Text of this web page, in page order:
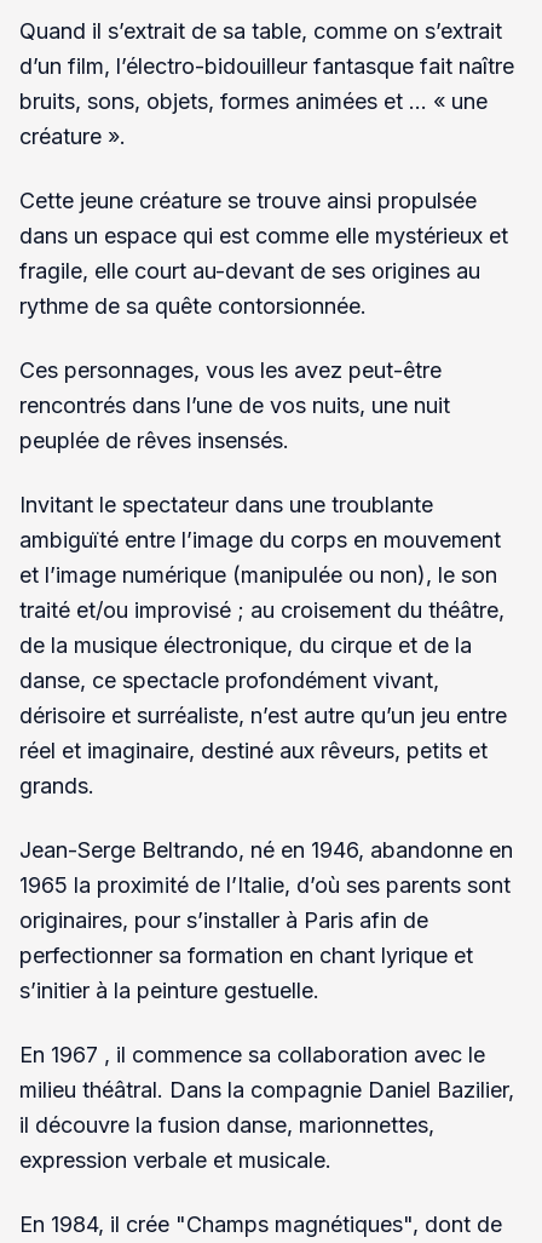
Quand il s’extrait de sa table, comme on s’extrait
d’un film, l’électro-bidouilleur fantasque fait naître
bruits, sons, objets, formes animées et … « une
créature ».
Cette jeune créature se trouve ainsi propulsée
dans un espace qui est comme elle mystérieux et
fragile, elle court au-devant de ses origines au
rythme de sa quête contorsionnée.
Ces personnages, vous les avez peut-être
rencontrés dans l’une de vos nuits, une nuit
peuplée de rêves insensés.
Invitant le spectateur dans une troublante
ambiguïté entre l’image du corps en mouvement
et l’image numérique (manipulée ou non), le son
traité et/ou improvisé ; au croisement du théâtre,
de la musique électronique, du cirque et de la
danse, ce spectacle profondément vivant,
dérisoire et surréaliste, n’est autre qu’un jeu entre
réel et imaginaire, destiné aux rêveurs, petits et
grands.
Jean-Serge Beltrando, né en 1946, abandonne en
1965 la proximité de l’Italie, d’où ses parents sont
originaires, pour s’installer à Paris afin de
perfectionner sa formation en chant lyrique et
s’initier à la peinture gestuelle.
En 1967 , il commence sa collaboration avec le
milieu théâtral. Dans la compagnie Daniel Bazilier,
il découvre la fusion danse, marionnettes,
expression verbale et musicale.
En 1984, il crée "Champs magnétiques", dont de